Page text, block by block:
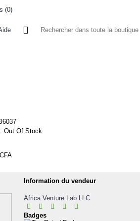
(0)
Out Of Stock
Information du vendeur
Africa Venture Lab LLC
Badges